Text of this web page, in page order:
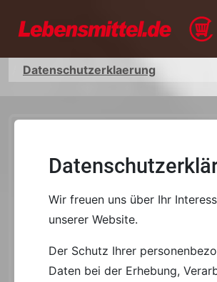
Datenschutzerklaerung
Wir freuen uns über Ihr
unserer Website.
Der Schutz Ihrer
Daten bei der Erhebung,